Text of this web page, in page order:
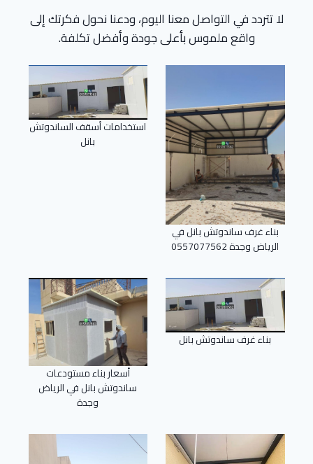
لا تتردد في التواصل معنا اليوم، ودعنا نحول فكرتك إلى
واقع ملموس بأعلى جودة وأفضل تكلفة.
بناء غرف ساندوتش بانل في
الرياض وجدة 0557077562
استخدامات أسقف الساندوتش
بانل
بناء غرف ساندوتش بانل
أسعار بناء مستودعات
ساندوتش بانل في الرياض
وجدة